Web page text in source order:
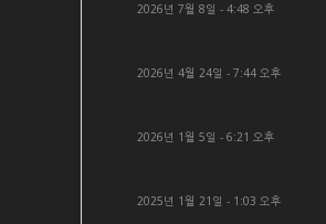
2026년 7월 8일 - 4:48 오후
2026년 4월 24일 - 7:44 오후
2026년 1월 5일 - 6:21 오후
2025년 1월 21일 - 1:03 오후